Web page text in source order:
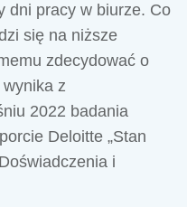
dni pracy w biurze. Co
się na niższe
zdecydować o
wynika z
2022 badania
Deloitte „Stan
i